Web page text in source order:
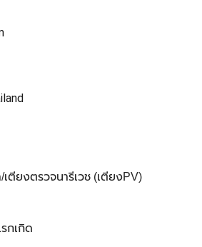
ตียงตรวจนารีเวช (เตียงPV)
กเกิด